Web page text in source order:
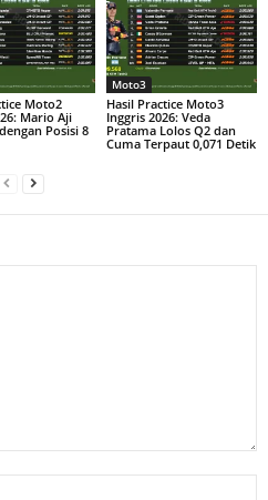
Moto2
Mario Aji
Posisi 8
Moto3
Hasil Practice Moto3
Inggris 2026: Veda
Pratama Lolos Q2 dan
Cuma Terpaut 0,071 Detik